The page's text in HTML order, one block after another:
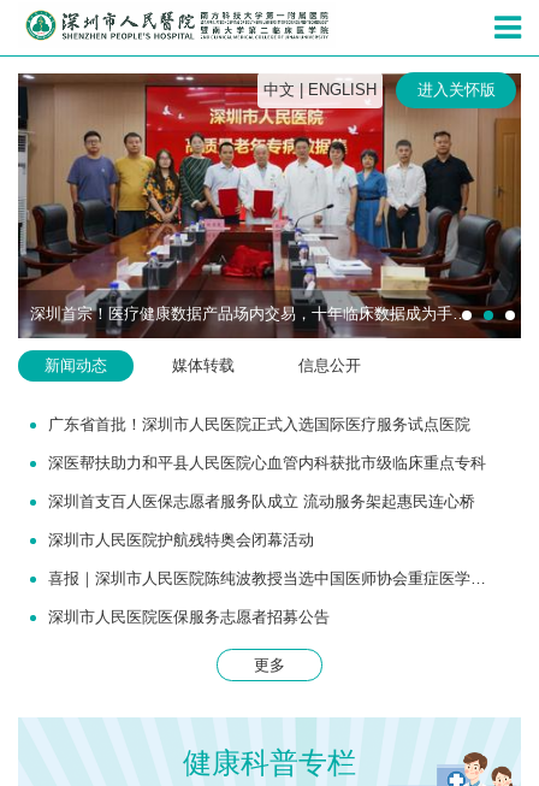
深圳市人民
中文 ENGLISH 进入关怀版
深圳首宗！医疗健康数据产品场内交易，十年临床数据成为手术机器人研发“燃料”
新闻动态 媒体转载 信息公开
广东省首批！深圳市人民医院正式入选国际医疗服务试点医院
深医帮扶助力和平县人民医院心血管内科获批市级临床重点专科
深圳首支百人医保志愿者服务队成立 流动服务架起惠民连心桥
深圳市人民医院护航残特奥会闭幕活动
喜报｜深圳市人民医院陈纯波教授当选中国医师协会重症医学医师分会常务委员
深圳市人民医院医保服务志愿者招募公告
更多
健康科普专栏